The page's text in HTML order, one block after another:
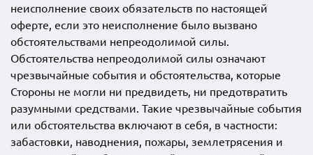
неисполнение своих обязательств по настоящей
оферте, если это неисполнение было вызвано
обстоятельствами непреодолимой силы.
Обстоятельства непреодолимой силы означают
чрезвычайные события и обстоятельства, которые
Стороны не могли ни предвидеть, ни предотвратить
разумными средствами. Такие чрезвычайные события
или обстоятельства включают в себя, в частности:
забастовки, наводнения, пожары, землетрясения и